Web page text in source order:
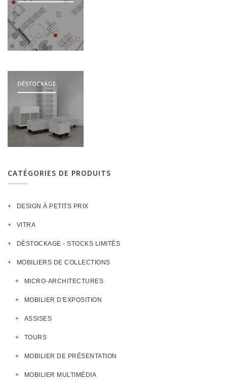
CATÉGORIES DE PRODUITS
DESIGN À PETITS PRIX
VITRA
DÉSTOCKAGE - STOCKS LIMITÉS
MOBILIERS DE COLLECTIONS
MICRO-ARCHITECTURES
MOBILIER D'EXPOSITION
ASSISES
TOURS
MOBILIER DE PRÉSENTATION
MOBILIER MULTIMÉDIA